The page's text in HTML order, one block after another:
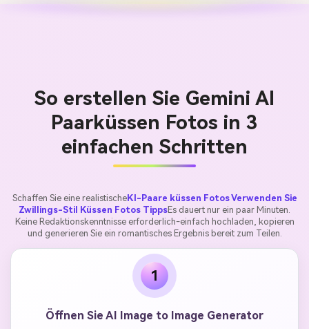
So erstellen Sie Gemini AI
Paarküssen Fotos in 3
einfachen Schritten
Schaffen Sie eine realistischeKI-Paare küssen Fotos Verwenden Sie
Zwillings-Stil Küssen Fotos TippsEs dauert nur ein paar Minuten.
Keine Redaktionskenntnisse erforderlich-einfach hochladen, kopieren
und generieren Sie ein romantisches Ergebnis bereit zum Teilen.
1
Öffnen Sie AI Image to Image Generator